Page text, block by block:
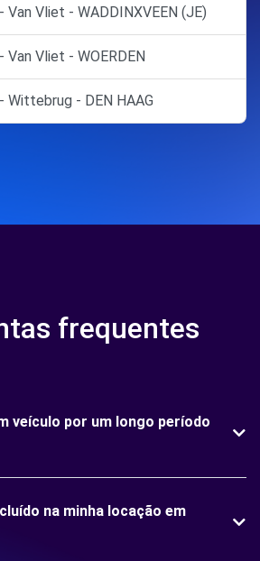
Vliet - WADDINXVEEN (JE)
Vliet - WOERDEN
Wittebrug - DEN HAAG
frequentes
veículo por um longo período
na minha locação em